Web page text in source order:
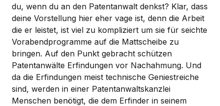
du, wenn du an den Patentanwalt denkst? Klar, dass
deine Vorstellung hier eher vage ist, denn die Arbeit
die er leistet, ist viel zu kompliziert um sie für seichte
Vorabendprogramme auf die Mattscheibe zu
bringen. Auf den Punkt gebracht schützen
Patentanwälte Erfindungen vor Nachahmung. Und
da die Erfindungen meist technische Geniestreiche
sind, werden in einer Patentanwaltskanzlei
Menschen benötigt, die dem Erfinder in seinem